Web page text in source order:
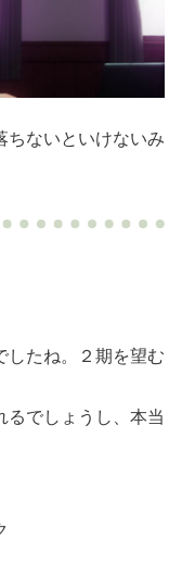
ちないといけないみ
したね。２期を望む
るでしょうし、本当